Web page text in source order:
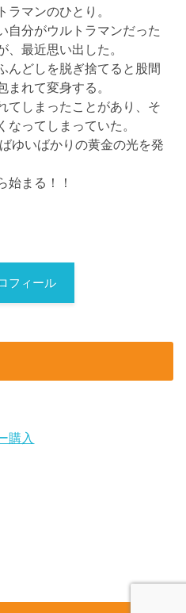
ラマンのひとり。
自分がウルトラマンだった
、最近思い出した。
んどしを脱ぎ捨てると股間
まれて変身する。
てしまったことがあり、そ
なってしまっていた。
ゆいばかりの黄金の光を発
始まる！！
フィール
購入